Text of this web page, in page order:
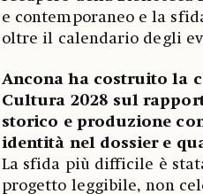
e contemporaneo e la
oltre il calendario degli
Ancona ha costruito la
Cultura 2028 sul
storico e produzione
identità nel dossier e
La sfida più difficile è
progetto leggibile, non